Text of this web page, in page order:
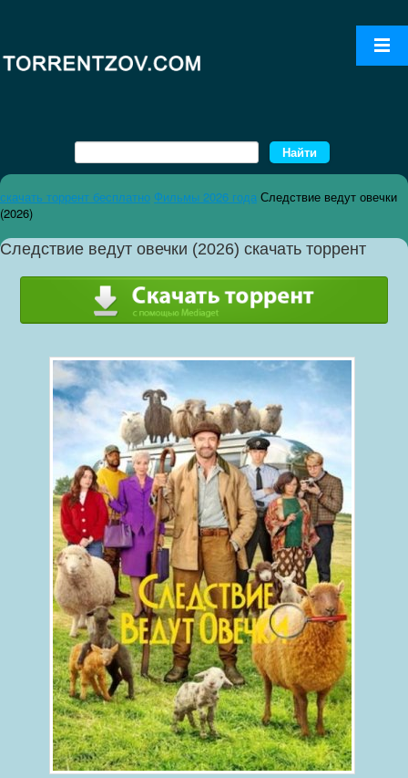
скачать торрент бесплатно Фильмы 2026 года Следствие ведут овечки
(2026)
Следствие ведут овечки (2026) скачать торрент